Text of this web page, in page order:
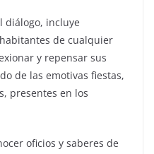
diálogo, incluye
de cualquier
y repensar sus
de las emotivas fiestas,
presentes en los
oficios y saberes de